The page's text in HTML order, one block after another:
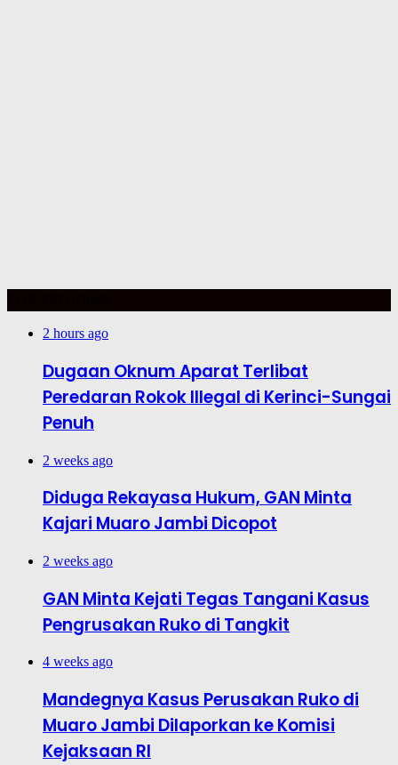
2 hours ago
Dugaan Oknum Aparat Terlibat
Peredaran Rokok Illegal di Kerinci-Sungai
Penuh
2 weeks ago
Diduga Rekayasa Hukum, GAN Minta
Kajari Muaro Jambi Dicopot
2 weeks ago
GAN Minta Kejati Tegas Tangani Kasus
Pengrusakan Ruko di Tangkit
4 weeks ago
Mandegnya Kasus Perusakan Ruko di
Muaro Jambi Dilaporkan ke Komisi
Kejaksaan RI